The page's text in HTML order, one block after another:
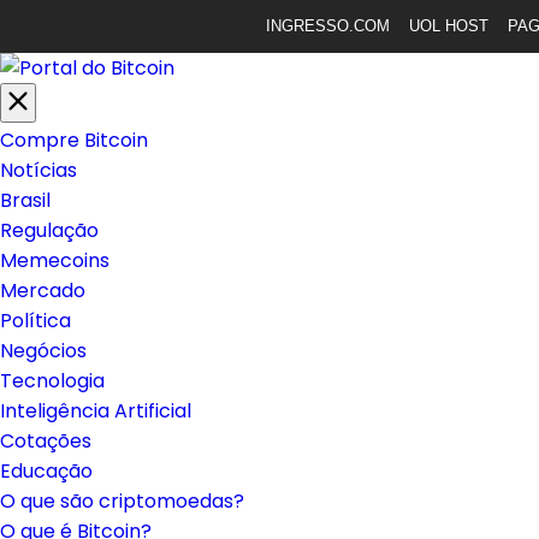
INGRESSO.COM UOL HOST
Compre Bitcoin
Notícias
Brasil
Regulação
Memecoins
Mercado
Política
Negócios
Tecnologia
Inteligência Artificial
Cotações
Educação
O que são criptomoedas?
O que é Bitcoin?